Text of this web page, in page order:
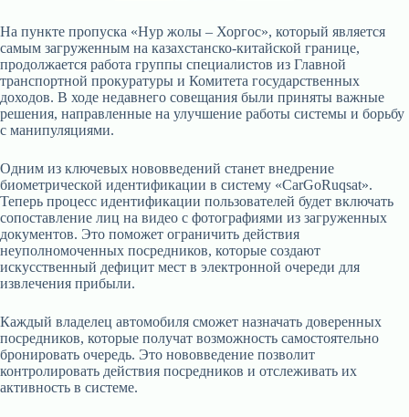
На пункте пропуска «Нур жолы – Хоргос», который является
самым загруженным на казахстанско-китайской границе,
продолжается работа группы специалистов из Главной
транспортной прокуратуры и Комитета государственных
доходов. В ходе недавнего совещания были приняты важные
решения, направленные на улучшение работы системы и борьбу
с манипуляциями.
Одним из ключевых нововведений станет внедрение
биометрической идентификации в систему «CarGoRuqsat».
Теперь процесс идентификации пользователей будет включать
сопоставление лиц на видео с фотографиями из загруженных
документов. Это поможет ограничить действия
неуполномоченных посредников, которые создают
искусственный дефицит мест в электронной очереди для
извлечения прибыли.
Каждый владелец автомобиля сможет назначать доверенных
посредников, которые получат возможность самостоятельно
бронировать очередь. Это нововведение позволит
контролировать действия посредников и отслеживать их
активность в системе.